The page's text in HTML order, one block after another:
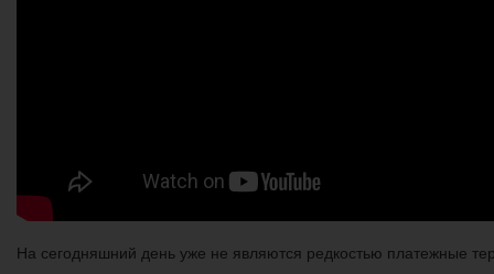
На сегодняшний день уже не являются редкостью платежные